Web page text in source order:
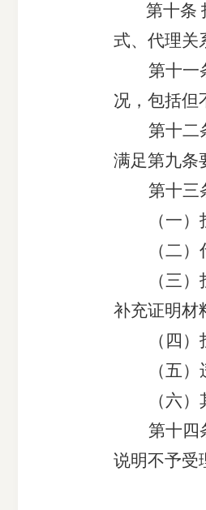
第十条
式、代理关
第十一
况，包括但
第十二
满足第九条
第十三
（一
（二）
（三
补充证明材
（四
（五
（六
第十四
说明不予受